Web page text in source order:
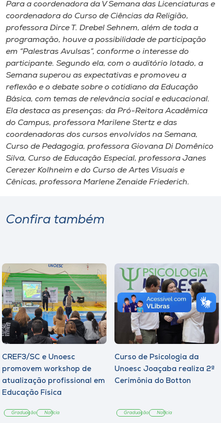
Para a coordenadora da V Semana das Licenciaturas e
coordenadora do Curso de Ciências da Religião,
professora Dirce T. Drebel Sehnem, além de toda a
programação, houve a possibilidade de participação
em “Palestras Avulsas”, conforme o interesse do
participante. Segundo ela, com o auditório lotado, a
Semana superou as expectativas e promoveu a
reflexão e o debate sobre o cotidiano da Educação
Básica, com temas de relevância social e educacional.
Ela destaca as presenças: da Pró-Reitora Acadêmica
do Campus, professora Marilene Stertz e das
coordenadoras dos cursos envolvidos na Semana,
Curso de Pedagogia, professora Giovana Di Domênico
Silva, Curso de Educação Especial, professora Janes
Cerezer Kolhneim e do Curso de Artes Visuais e
Cênicas, professora Marlene Zenaide Friederich.
Confira também
CREF3/SC e Unoesc
promovem workshop de
atualização profissional em
Educação Física
Graduação Notícia
Curso de Psicologia da
Unoesc Joaçaba realiza 2ª
Cerimônia do Botton
Graduação Notícia